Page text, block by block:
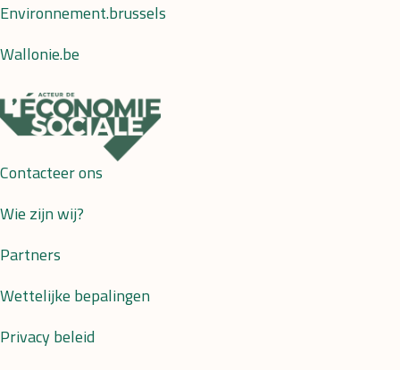
Environnement.brussels
Wallonie.be
Contacteer ons
Wie zijn wij?
Partners
Wettelijke bepalingen
Privacy beleid